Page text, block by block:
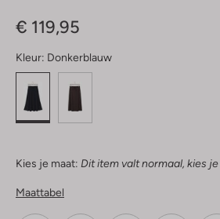
€ 119,95
Kleur: Donkerblauw
Kies je maat: Dit item valt normaal, kies
Maattabel